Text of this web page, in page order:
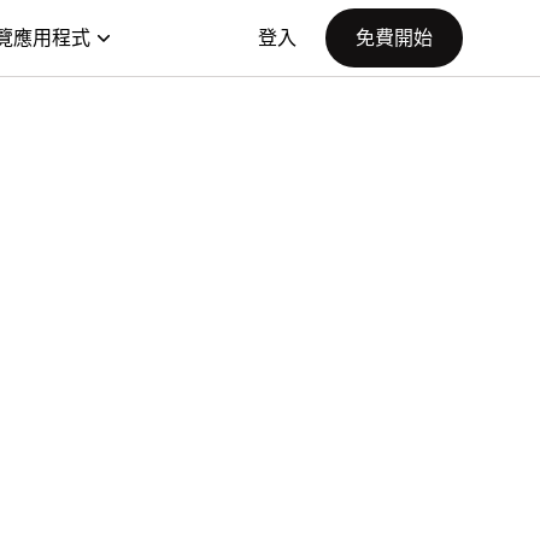
應用程式 登入 免費開始